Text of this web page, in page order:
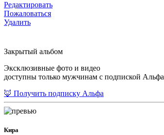
Редактировать
Пожаловаться
Удалить
Закрытый альбом
Эксклюзивные фото и видео
доступны только мужчинам с подпиской Альфа
🦊 Получить подписку Альфа
Кира